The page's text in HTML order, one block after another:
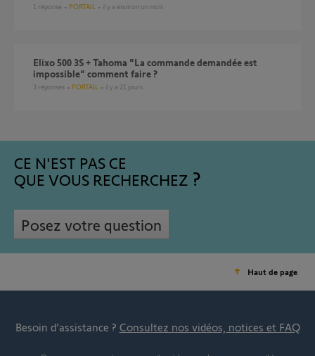
1 réponse PORTAIL il y a environ un mois
Elixo 500 3S + Tahoma "La commande demandée est
impossible" comment faire ?
3 réponses PORTAIL il y a 21 jours
CE N'EST PAS CE
QUE VOUS RECHERCHEZ
Posez votre question
Haut de page
Besoin d’assistance ? Consultez nos vidéos, notices et FAQ